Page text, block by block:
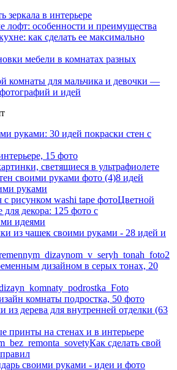
зеркала в интерьере
лофт: особенности и преимущества
как сделать ее максимально
мебели в комнатах разных
комнаты для мальчика и девочки —
и идей
руками: 30 идей покраски стен с
15 фото
светящиеся в ультрафиолете
8 идей
руками
Цветной
для декора: 125 фото с
идеями
из чашек своими руками - 28 идей и
2
дизайном в серых тонах, 20
комнаты подростка, 50 фото
из дерева для внутренней отделки (63
принты на стенах и в интерьере
Как сделать свой
своими руками - идеи и фото